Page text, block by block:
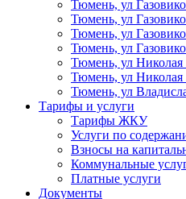
Тюмень, ул
Тюмень, ул
Тюмень, ул
Тюмень, ул
Тюмень, ул Николая
Тюмень, ул Николая
Тюмень, ул
Тарифы и услуги
Тарифы ЖКУ
Услуги по
Взносы на
Коммунальные
Платные услуги
Документы